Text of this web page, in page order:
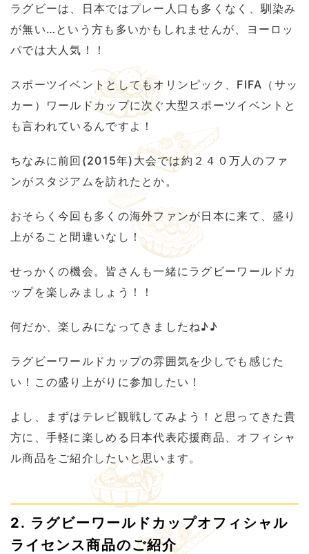
ラグビーは、日本ではプレー人口も多くなく、馴染み
が無い…という方も多いかもしれませんが、ヨーロッ
パでは大人気！！
スポーツイベントとしてもオリンピック、FIFA（サッ
カー）ワールドカップに次ぐ大型スポーツイベントと
も言われているんですよ！
ちなみに前回(2015年)大会では約２４０万人のファ
ンがスタジアムを訪れたとか。
おそらく今回も多くの海外ファンが日本に来て、盛り
上がること間違いなし！
せっかくの機会。皆さんも一緒にラグビーワールドカ
ップを楽しみましょう！！
何だか、楽しみになってきましたね♪♪
ラグビーワールドカップの雰囲気を少しでも感じた
い！この盛り上がりに参加したい！
よし、まずはテレビ観戦してみよう！と思ってきた貴
方に、手軽に楽しめる日本代表応援商品、オフィシャ
ル商品をご紹介したいと思います。
2. ラグビーワールドカップオフィシャル
ライセンス商品のご紹介